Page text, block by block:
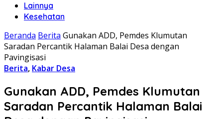
Lainnya
Kesehatan
Beranda Berita Gunakan ADD, Pemdes Klumutan
Saradan Percantik Halaman Balai Desa dengan
Pavingisasi
Berita, Kabar Desa
Gunakan ADD, Pemdes Klumutan
Saradan Percantik Halaman Balai